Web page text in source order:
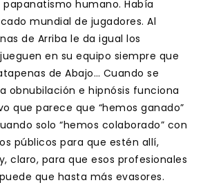
humano. Había
mundial de jugadores. Al
de Arriba le da igual los
en su equipo siempre que
de Abajo… Cuando se
obnubilación e hipnósis funciona
que parece que “hemos ganado”
solo “hemos colaborado” con
públicos para que estén allí,
claro, para que esos profesionales
que hasta más evasores.